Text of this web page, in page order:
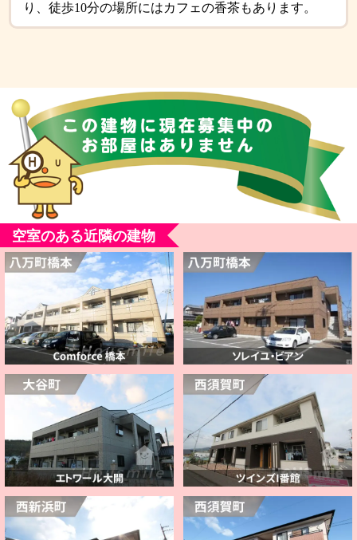
り、徒歩10分の場所にはカフェの香茶もあります。
空室のある近隣の建物